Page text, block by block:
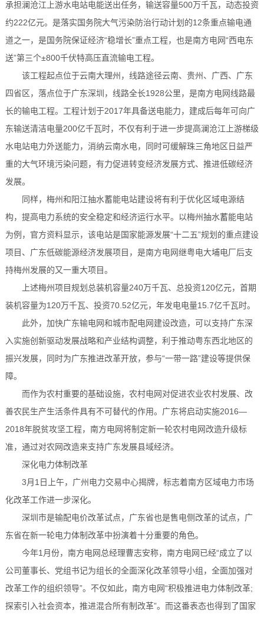
承担澜沧江上游水电站电能送出任务，输送容量500万千瓦，动态投资
约222亿元。是落实国务院大气污染防治行动计划的12条重点输电通
道之一，是国务院保证经济“稳增长”重点工程，也是南方电网“西电东
送”第三个±800千伏特高压直流输电工程。
该工程起点位于云南大理州，线路途径云南、贵州、广西、广东
四省区，落点位于广东深圳，线路全长1928公里，是南方电网线路最
长的输电工程。工程计划于2017年具备送电能力，建成后每年可向广
东输送清洁电量200亿千瓦时，不仅有利于进一步提高澜沧江上游梯级
水电站电力外送能力，消纳云南水电，同时可缓解珠三角地区日益严
重的大气环境污染问题，有力促进转变经济发展方式、推进低碳经济
发展。
同样，梅州和阳江抽水蓄能电站建设将有利于优化区域电源结
构，提高电力系统的安全稳定和经济运行水平。以梅州抽水蓄能电站
为例，官方资料显示，该电站是国家能源发展“十二五”规划的重点建设
项目、广东低碳能源经济发展项目，是南方电网继粤电大埔电厂后支
持梅州发展的又一重大项目。
上述梅州项目规划总装机容量240万千瓦、总投资120亿元，首期
装机容量为120万千瓦、投资70.52亿元，年发电电量15.7亿千瓦时。
此外，加快广东输电网和城市配电网建设改造，可以支持广东深
入实施创新驱动发展战略和产业结构调整，利于推动粤东西北地区的
振兴发展，同时为广东推进改革开放，参与“一带一路”建设等提供保
障。
而作为农村重要的基础设施，农村电网对促进农业农村发展、改
善农民生产生活条件具有不可替代的作用。广东将启动实施2016—
2018年脱贫攻坚工程，南方电网将制定新一轮农村电网改造升级标
准，通过对农网改造来支持广东发展县域经济。
深化电力体制改革
3月1日上午，广州电力交易中心揭牌，标志着南方区域电力市场
化改革工作进一步深化。
深圳市是输配电价改革试点，广东省也是售电侧改革的试点，广
东省在新一轮电力体制改革中扮演着十分重要的角色。
今年1月份，南方电网总经理曹志安称，南方电网已经“成立了以
公司董事长、党组书记为组长的全面深化改革领导小组，全面加强对
改革工作的组织领导”。不仅如此，南方电网“积极推进电力体制改革;
探索引入社会资本，推进混合所有制改革”。而这番表态也得到了国家